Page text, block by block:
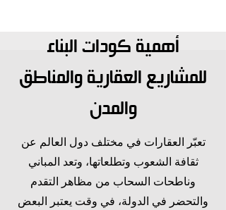
أهمية كودات البناء
للمشاريع العقارية والمناطق
والمدن
تعبّر العقارات في مختلف دول العالم عن
ثقافة الشعوب وتطلعاتها، وتعد المباني
وناطحات السحاب من مظاهر التقدم
والتحضر في الدولة، في وقت يعتبر البعض